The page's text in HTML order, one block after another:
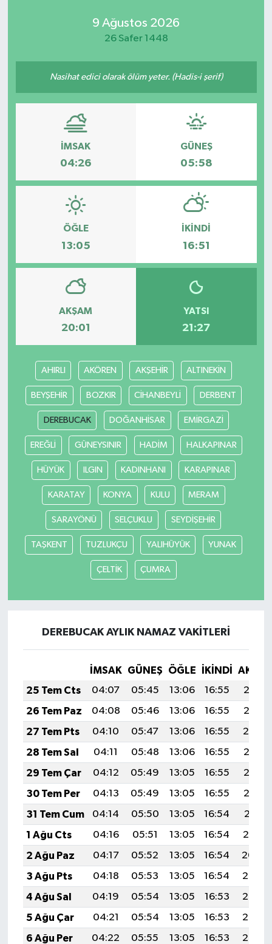
9 Ağustos 2026
26 Safer 1448
Nasihat edici olarak ölüm yeter. (Hadis-i şerif)
İMSAK
04:26
GÜNEŞ
05:58
ÖĞLE
13:05
İKINDI
16:51
AKŞAM
20:01
YATSI
21:27
AHIRLI AKÖREN AKŞEHİR ALTINEKİN
BEYŞEHİR BOZKIR CİHANBEYLİ DERBENT
DEREBUCAK DOĞANHİSAR EMİRGAZİ
EREĞLİ GÜNEYSINIR HADİM HALKAPINAR
HÜYÜK ILGIN KADINHANI KARAPINAR
KARATAY KONYA KULU MERAM
SARAYÖNÜ SELÇUKLU SEYDİŞEHİR
TAŞKENT TUZLUKÇU YALIHÜYÜK YUNAK
ÇELTİK ÇUMRA
DEREBUCAK AYLIK NAMAZ VAKITLERI
İMSAK GÜNEŞ ÖĞLE İKINDI
25 Tem Cts
04:07 05:45 13:06 16:55
20:16
26 Tem Paz
04:08 05:46 13:06 16:55
20:15
27 Tem Pts
04:10 05:47 13:06 16:55
20:14
28 Tem Sal
04:11 05:48 13:06 16:55
20:13
29 Tem Çar
04:12 05:49 13:05 16:55
20:12
30 Tem Per
04:13 05:49 13:05 16:55
20:12
31 Tem Cum
04:14 05:50 13:05 16:54
20:11
1 Ağu Cts
04:16 05:51 13:05 16:54
20:10
2 Ağu Paz
04:17 05:52 13:05 16:54
20:09
3 Ağu Pts
04:18 05:53 13:05 16:54
20:08
4 Ağu Sal
04:19 05:54 13:05 16:53
20:07
5 Ağu Çar
04:21 05:54 13:05 16:53
20:06
6 Ağu Per
04:22 05:55 13:05 16:53
20:05